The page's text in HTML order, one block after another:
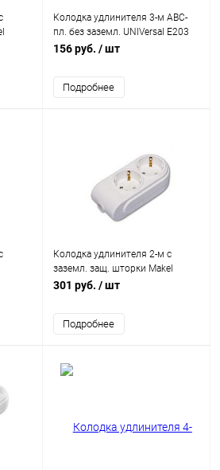
Колодка удлинителя 3-м АВС-
пл. без заземл. UNIVersal E203
156 руб. / шт
Подробнее
Колодка удлинителя 2-м с
заземл. защ. шторки Makel
N2210000
301 руб. / шт
Подробнее